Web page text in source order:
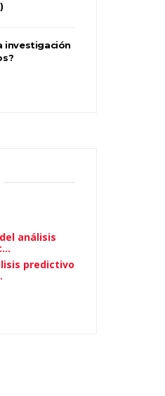
investigación
análisis
predictivo